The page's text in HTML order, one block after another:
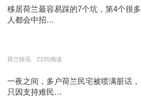
移居荷兰最容易踩的7个坑，第4个很多
人都会中招…
荷兰快讯 2105阅读
一夜之间，多户荷兰民宅被喷满脏话，
只因支持难民…